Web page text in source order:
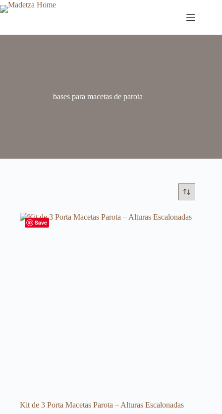
bases para macetas de parota
Save
Kit de 3 Porta Macetas Parota – Alturas Escalonadas